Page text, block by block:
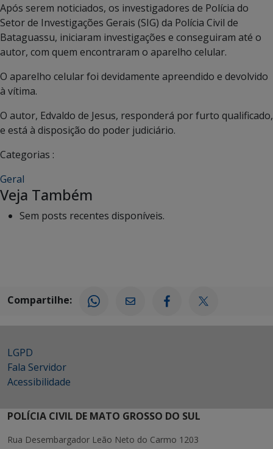
Após serem noticiados, os investigadores de Polícia do
Setor de Investigações Gerais (SIG) da Polícia Civil de
Bataguassu, iniciaram investigações e conseguiram até o
autor, com quem encontraram o aparelho celular.
O aparelho celular foi devidamente apreendido e devolvido
à vítima.
O autor, Edvaldo de Jesus, responderá por furto qualificado,
e está à disposição do poder judiciário.
Categorias :
Geral
Veja Também
Sem posts recentes disponíveis.
Compartilhe:
LGPD
Fala Servidor
Acessibilidade
POLÍCIA CIVIL DE MATO GROSSO DO SUL
Rua Desembargador Leão Neto do Carmo 1203